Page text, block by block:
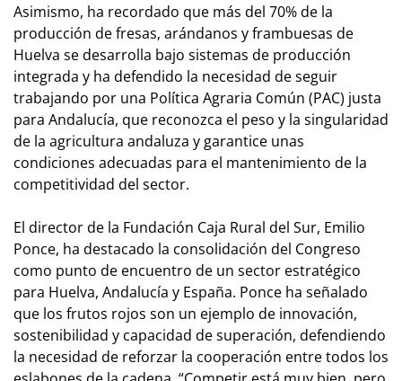
Asimismo, ha recordado que más del 70% de la
producción de fresas, arándanos y frambuesas de
Huelva se desarrolla bajo sistemas de producción
integrada y ha defendido la necesidad de seguir
trabajando por una Política Agraria Común (PAC) justa
para Andalucía, que reconozca el peso y la singularidad
de la agricultura andaluza y garantice unas
condiciones adecuadas para el mantenimiento de la
competitividad del sector.
El director de la Fundación Caja Rural del Sur, Emilio
Ponce, ha destacado la consolidación del Congreso
como punto de encuentro de un sector estratégico
para Huelva, Andalucía y España. Ponce ha señalado
que los frutos rojos son un ejemplo de innovación,
sostenibilidad y capacidad de superación, defendiendo
la necesidad de reforzar la cooperación entre todos los